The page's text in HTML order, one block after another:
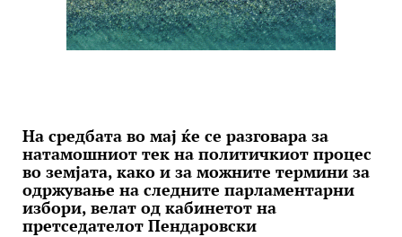
На средбата во мај ќе се разговара за
натамошниот тек на политичкиот процес
во земјата, како и за можните термини за
одржување на следните парламентарни
избори, велат од кабинетот на
претседателот Пендаровски